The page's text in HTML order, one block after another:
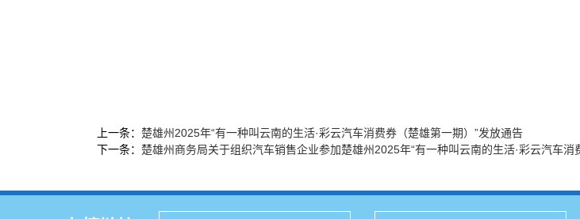
上一条： 楚雄州2025年“有一种叫云南的生活·彩云汽车消费券（楚雄第一期）”发放通告
下一条： 楚雄州商务局关于组织汽车销售企业参加楚雄州2025年“有一种叫云南的生活·彩云汽车消